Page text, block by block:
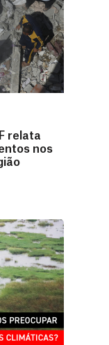
relata
nos